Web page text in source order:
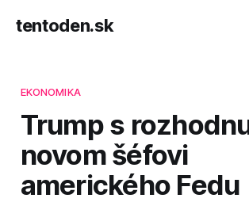
tentoden.sk
EKONOMIKA
Trump s
novom šéfovi
amerického Fedu